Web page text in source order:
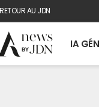
RETOUR AU JDN
IA